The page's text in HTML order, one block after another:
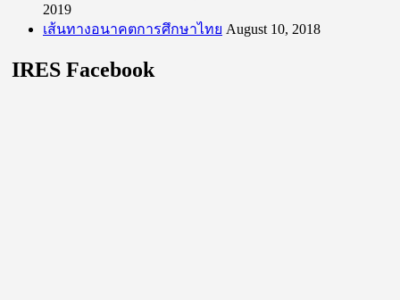
2019
เส้นทางอนาคตการศึกษาไทย August 10, 2018
IRES Facebook